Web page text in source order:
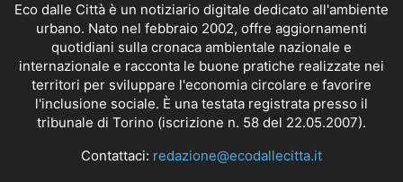
Eco dalle Città è un notiziario digitale dedicato all'ambiente
urbano. Nato nel febbraio 2002, offre aggiornamenti
quotidiani sulla cronaca ambientale nazionale e
internazionale e racconta le buone pratiche realizzate nei
territori per sviluppare l'economia circolare e favorire
l'inclusione sociale. È una testata registrata presso il
tribunale di Torino (iscrizione n. 58 del 22.05.2007).
Contattaci: redazione@ecodallecitta.it